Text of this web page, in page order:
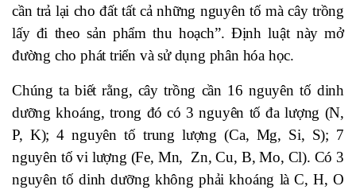
cần trả lại cho đất tất cả những nguyên tố mà cây trồng
lấy đi theo sản phẩm thu hoạch”. Định luật này mở
đường cho phát triển và sử dụng phân hóa học.
Chúng ta biết rằng, cây trồng cần 16 nguyên tố dinh
dưỡng khoáng, trong đó có 3 nguyên tố đa lượng (N,
P, K); 4 nguyên tố trung lượng (Ca, Mg, Si, S); 7
nguyên tố vi lượng (Fe, Mn, Zn, Cu, B, Mo, Cl). Có 3
nguyên tố dinh dưỡng không phải khoáng là C, H, O